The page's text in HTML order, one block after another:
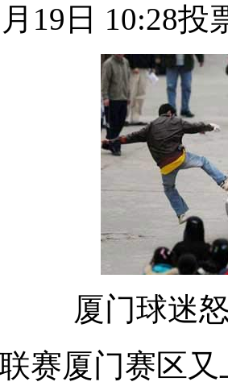
19日 10:28投
厦门球迷
赛厦门赛区